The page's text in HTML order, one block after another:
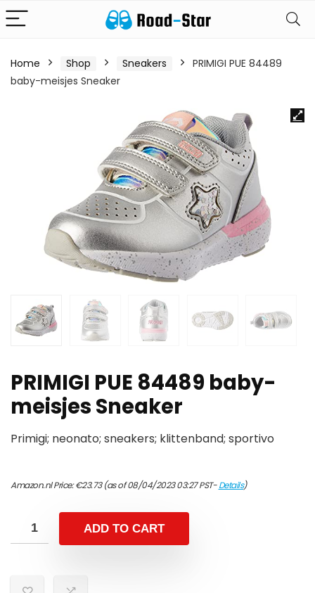
Home Shop Sneakers
PRIMIGI PUE 84489
baby-meisjes Sneaker
PRIMIGI PUE 84489 baby-
meisjes Sneaker
Primigi; neonato; sneakers; klittenband; sportivo
Amazon.nl Price:€23.73(as of 08/04/2023 03:27 PST-Details)
ADD TO CART